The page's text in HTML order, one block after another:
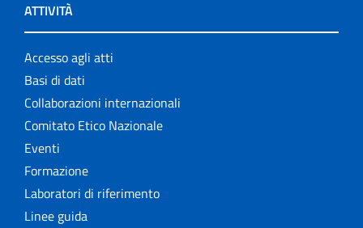
ATTIVITÀ
Accesso agli atti
Basi di dati
Collaborazioni internazionali
Comitato Etico Nazionale
Eventi
Formazione
Laboratori di riferimento
Linee guida